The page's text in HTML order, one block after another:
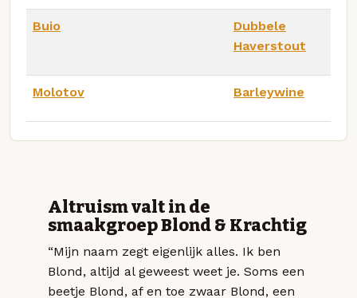
Buio
Dubbele
Haverstout
Molotov Barleywine
Altruism valt in de
smaakgroep Blond & Krachtig
“Mijn naam zegt eigenlijk alles. Ik ben
Blond, altijd al geweest weet je. Soms een
beetje Blond, af en toe zwaar Blond, een